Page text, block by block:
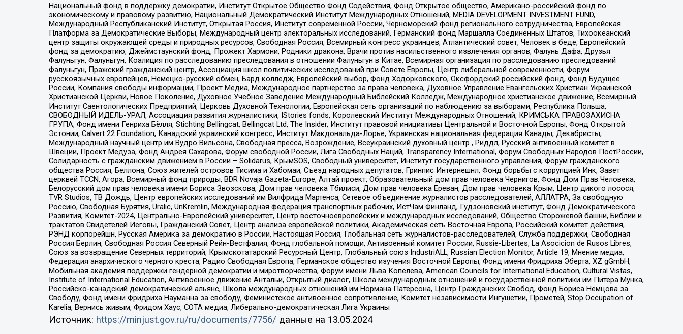
Национальный фонд в поддержку демократии, Институт Открытое Общество Фонд Содействия, Фонд Открытое общество, Американо-российский фонд по
экономическому и правовому развитию, Национальный Демократический Институт Международных Отношений, MEDIA DEVELOPMENT INVESTMENT FUND,
Международный Республиканский Институт, Открытая Россия, Институт современной России, Черноморский фонд регионального сотрудничества, Европейская
Платформа за Демократические Выборы, Международный центр электоральных исследований, Германский фонд Маршалла Соединенных Штатов, Тихоокеанский
центр защиты окружающей среды и природных ресурсов, Свободная Россия, Всемирный конгресс украинцев, Атлантический совет, Человек в беде, Европейский
фонд за демократию, Джеймстаунский фонд, Прожект Хармони, Родники дракона, Врачи против насильственного извлечения органов, Фалунь Дафа, Друзья
Фалуньгун, Фалуньгун, Коалиция по расследованию преследования в отношении Фалуньгун в Китае, Всемирная организация по расследованию преследований
Фалуньгун, Пражский гражданский центр, Ассоциация школ политических исследований при Совете Европы, Центр либеральной современности, Форум
русскоязычных европейцев, Немецко-русский обмен, Бард колледж, Европейский выбор, Фонд Ходорковского, Оксфордский российский фонд, Фонд Будущее
России, Компания свободы информации, Проект Медиа, Международное партнерство за права человека, Духовное Управление Евангельских Христиан Украинской
Христианской Церкви, Новое Поколение, Духовное Учебное Заведение Международный Библейский Колледж, Международное христианское движение, Всемирный
Институт Саентологических Предприятий, Церковь Духовной Технологии, Европейская сеть организаций по наблюдению за выборами, Республика Польша,
СВОБОДНЫЙ ИДЕЛЬ-УРАЛ, Ассоциация развития журналистики, IStories fonds, Королевский Институт Международных Отношений, КРИМСЬКА ПРАВОЗАХИСНА
ГРУПА, Фонд имени Генриха Бёлля, Stichting Bellingcat, Bellingcat Ltd, The Insider, Институт правовой инициативы Центральной и Восточной Европы, Фонд Открытой
Эстонии, Calvert 22 Foundation, Канадский украинский конгресс, Институт Макдональда-Лорье, Украинская национальная федерация Канады, Декабристы,
Международный научный центр им Вудро Вильсона, Свободная пресса, Возрождение, Всеукраинский духовный центр , Риддл, Русский антивоенный комитет в
Швеции, Проект Медуза, Фонд Андрея Сахарова, Форум свободной России, Лига Свободных Наций, Transparеncy International, Форум Свободных Народов ПостРоссии,
Солидарность с гражданским движением в России – Solidarus, КрымSOS, Свободный университет, Институт государственного управления, Форум гражданского
общества Россия, Беллона, Союз жителей островов Тисима и Хабомаи, Съезд народных депутатов, Гринпис Интернешнл, Фонд борьбы с коррупцией Инк, Завет
церквей TCCN, Агора, Всемирный фонд природы, BDR Novaja Gazeta-Europe, Алтай проект, Образовательный дом прав человека Чернигов, Фонд Дом Прав Человека,
Белорусский дом прав человека имени Бориса Звозскова, Дом прав человека Тбилиси, Дом прав человека Ереван, Дом прав человека Крым, Центр дикого лосося,
TVR Studios, ТВ Дождь, Центр европейских исследований им Вилфрида Мартенса, Сетевое объединение журналистов расследователей, АЛЛАТРА, За свободную
Россию, Свободная Бурятия, Uralic, UnKremlin, Международная федерация транспортных рабочих, ИстЧам Финланд, Гудзоновский институт, Фонд Демократического
Развития, Комитет-2024, Центрально-Европейский университет, Центр восточноевропейских и международных исследований, Общество Сторожевой башни, Библии и
трактатов Свидетелей Иеговы, Гражданский Совет, Центр анализа европейской политики, Академическая сеть Восточная Европа, Российский комитет действия,
РЭНД корпорейшн, Русская Америка за демократию в России, Настоящая Россия, Глобальная сеть журналистов-расследователей, Служба поддержки, Свободная
Россия Берлин, Свободная Россия Северный Рейн-Вестфалия, Фонд глобальной помощи, Антивоенный комитет России, Russie-Libertes, La Asocicion de Rusos Libres,
Союз за возвращение Северных территорий, Крымскотатарский Ресурсный Центр, Глобальный союз IndustriALL, Russian Election Monitor, Article 19, Мнение медиа,
Федерация анархического черного креста, Радио Свободная Европа, Германское общество изучения Восточной Европы, Фонд имени Фридриха Эберта, XZ gGmbH,
Мобильная академия поддержки гендерной демократии и миротворчества, Форум имени Льва Копелева, American Councils for International Education, Cultural Vistas,
Institute of International Education, Антивоенное движение Антальи, Открытый диалог, Школа международных отношений и государственной политики им Питера Мунка,
Российско-канадский демократический альянс, Школа международных отношений им Нормана Патерсона, Центр Гражданских Свобод, Фонд Бориса Немцова за
Свободу, Фонд имени Фридриха Науманна за свободу, Феминистское антивоенное сопротивление, Комитет независимости Ингушетии, Прометей, Stop Occupation of
Karelia, Вернись живым, Фридом Хаус, СОТА медиа, Либерально-демократическая Лига Украины
Источник: https://minjust.gov.ru/ru/documents/7756/ данные на 13.05.2024